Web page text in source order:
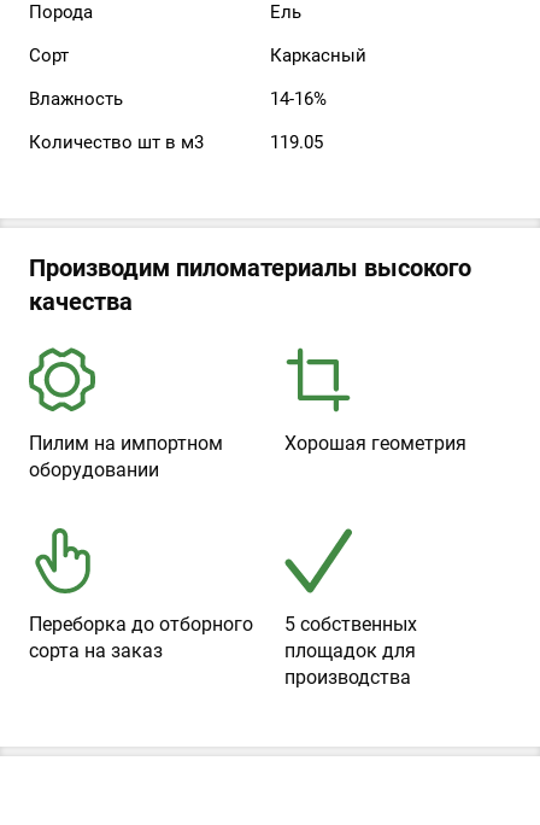
Порода
Ель
Сорт
Каркасный
Влажность
14-16%
Количество шт в м3
119.05
Производим пиломатериалы высокого
качества
Пилим на импортном
оборудовании
Хорошая геометрия
Переборка до отборного
сорта на заказ
5 собственных
площадок для
производства